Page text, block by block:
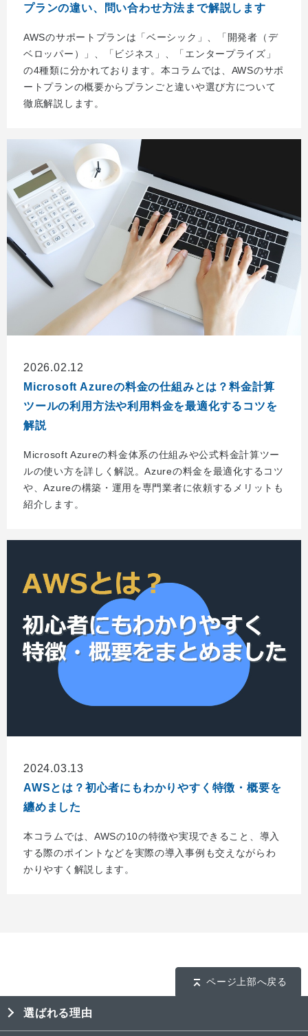
プランの違い、問い合わせ方法まで解説します
AWSのサポートプランは「ベーシック」、「開発者（デ
ベロッパー）」、「ビジネス」、「エンタープライズ」
の4種類に分かれております。本コラムでは、AWSのサポ
ートプランの概要からプランごと違いや選び方について
徹底解説します。
2026.02.12
Microsoft Azureの料金の仕組みとは？料金計算
ツールの利用方法や利用料金を最適化するコツを
解説
Microsoft Azureの料金体系の仕組みや公式料金計算ツー
ルの使い方を詳しく解説。Azureの料金を最適化するコツ
や、Azureの構築・運用を専門業者に依頼するメリットも
紹介します。
2024.03.13
AWSとは？初心者にもわかりやすく特徴・概要を
纏めました
本コラムでは、AWSの10の特徴や実現できること、導入
する際のポイントなどを実際の導入事例も交えながらわ
かりやすく解説します。
ページ上部へ戻る
選ばれる理由